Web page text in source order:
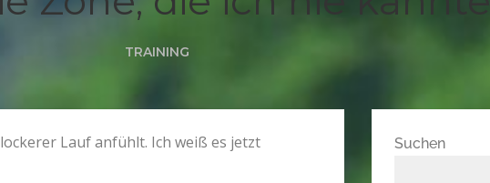
TRAINING
Lauf anfühlt. Ich weiß es jetzt
Suchen